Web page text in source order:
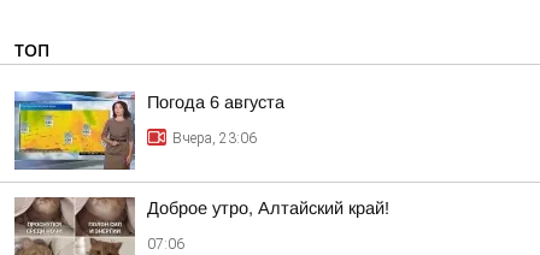
ТОП
Погода 6 августа
Вчера, 23:06
Доброе утро, Алтайский край!
07:06